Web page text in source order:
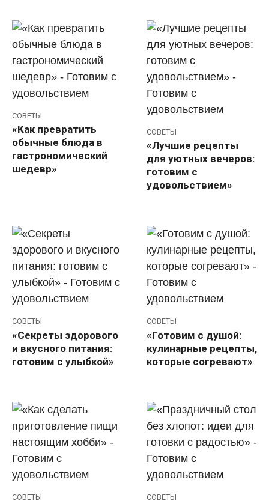
СОВЕТЫ
«Как превратить
обычные блюда в
гастрономический
шедевр»
СОВЕТЫ
«Лучшие рецепты
для уютных вечеров:
готовим с
удовольствием»
СОВЕТЫ
«Секреты здорового
и вкусного питания:
готовим с улыбкой»
СОВЕТЫ
«Готовим с душой:
кулинарные рецепты,
которые согревают»
СОВЕТЫ СОВЕТЫ